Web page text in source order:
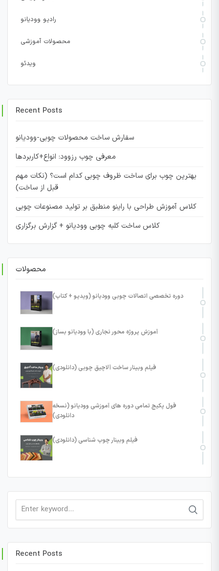
رادیو وودیانو
محصولات آموزشی
ویدئو
Recent Posts
سفارش ساخت محصولات چوبی-وودیانو
معرفی چوب رزوود: انواع+کاربردها
بهترین چوب برای ساخت ظروف چوبی کدام است؟ (نکات مهم
قبل از ساخت)
کلاس آموزش طراحی با راینو منطبق بر تولید مصنوعات چوبی
کلاس ساخت کلبه چوبی وودیانو + گزارش برگزاری
محصولات
دوره تخصصی اتصالات چوبی وودیانو (ویدیو + کتاب)
آموزش پروژه محور نجاری (با وودیانو بساز)
فیلم وبینار ساخت آلاچیق چوبی (دانلودی)
فول پکیج تمامی دوره های آموزشی وودیانو (نسخه
دانلودی)
فیلم وبینار چوب شناسی (دانلودی)
Search
Recent Posts